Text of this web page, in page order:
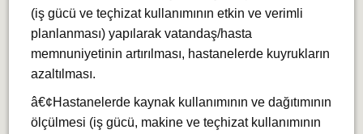
(iş gücü ve teçhizat kullanımının etkin ve verimli
planlanması) yapılarak vatandaş/hasta
memnuniyetinin artırılması, hastanelerde kuyrukların
azaltılması.
â€¢Hastanelerde kaynak kullanımının ve dağıtımının
ölçülmesi (iş gücü, makine ve teçhizat kullanımının